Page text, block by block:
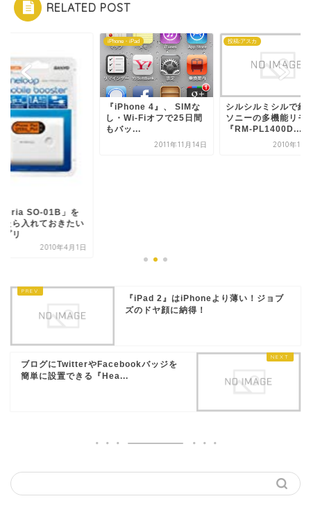
RELATED POST
SO-01B」を
たら入れておきたい
プリ
2010年4月1日
iPhone・iPad
『iPhone 4』、 SIMな
し・Wi-Fiオフで25日間
もバッ...
2011年11月14日
投稿:アスカ
シルシルミシルで紹
ソニーの多機能リモ
『RM-PL1400D...
2010年10
『iPad 2』はiPhoneより薄い！ジョブ
ズのドヤ顔に納得！
ブログにTwitterやFacebookバッジを
簡単に設置できる『Hea...